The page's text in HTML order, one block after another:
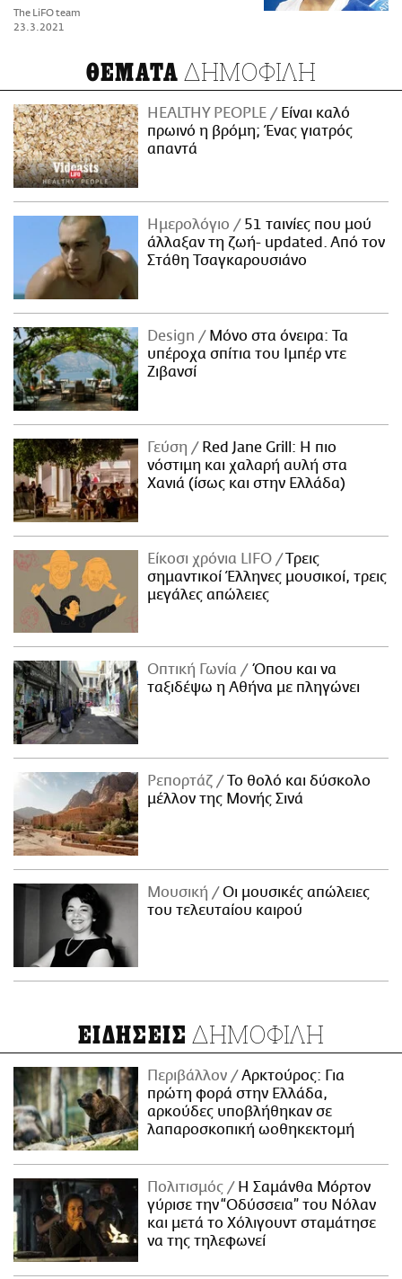
The LiFO team
23.3.2021
ΘΕΜΑΤΑ ΔΗΜΟΦΙΛΗ
HEALTHY PEOPLE
Είναι καλό
πρωινό η βρόμη; Ένας γιατρός
απαντά
Ημερολόγιο
51 ταινίες που μού
άλλαξαν τη ζωή- updated. Aπό τον
Στάθη Τσαγκαρουσιάνο
Design
Μόνο στα όνειρα: Τα
υπέροχα σπίτια του Ιμπέρ ντε
Ζιβανσί
Γεύση
Red Jane Grill: Η πιο
νόστιμη και χαλαρή αυλή στα
Χανιά (ίσως και στην Ελλάδα)
Είκοσι χρόνια LIFO
Tρεις
σημαντικοί Έλληνες μουσικοί, τρεις
μεγάλες απώλειες
Οπτική Γωνία
Όπου και να
ταξιδέψω η Αθήνα με πληγώνει
Ρεπορτάζ
Το θολό και δύσκολο
μέλλον της Μονής Σινά
Μουσική
Οι μουσικές απώλειες
του τελευταίου καιρού
ΕΙΔΗΣΕΙΣ ΔΗΜΟΦΙΛΗ
Περιβάλλον
Αρκτούρος: Για
πρώτη φορά στην Ελλάδα,
αρκούδες υποβλήθηκαν σε
λαπαροσκοπική ωοθηκεκτομή
Πολιτισμός
Η Σαμάνθα Μόρτον
γύρισε την “Οδύσσεια” του Νόλαν
και μετά το Χόλιγουντ σταμάτησε
να της τηλεφωνεί